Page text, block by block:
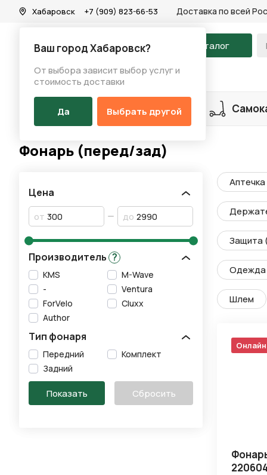
Хабаровск
Ваш город Хабаровск?
От выбора зависит выбор услуг и
стоимость доставки
Да Выбрать другой
+7 (909) 823-66-53 Доставка по всей
На главную Каталог
Каталог/Аксессуары/Фонарь (перед/зад)
Разделы каталога
Велосипеды
Фонарь (перед/зад)
Цена
от до
Производитель ?
KMS
M-Wave
-
Ventura
ForVelo
Cluxx
Author
Тип фонаря
Передний
Комплект
Задний
Защита
Одежда
Шлем